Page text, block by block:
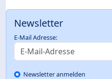
Newsletter
E-Mail Adresse:
Newsletter anmelden